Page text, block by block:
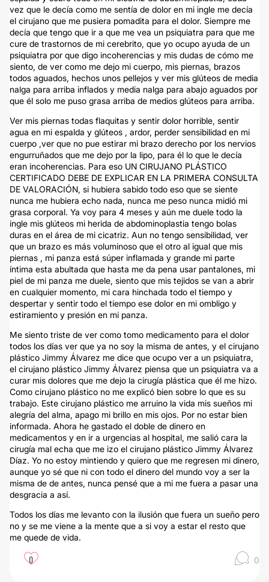
vez que le decía como me sentía de dolor en mi ingle me decía
el cirujano que me pusiera pomadita para el dolor. Siempre me
decía que tengo que ir a que me vea un psiquiatra para que me
cure de trastornos de mi cerebrito, que yo ocupo ayuda de un
psiquiatra por que digo incoherencias y mis dudas de cómo me
siento, de ver como me dejo mi cuerpo, mis piernas, brazos
todos aguados, hechos unos pellejos y ver mis glúteos de media
nalga para arriba inflados y media nalga para abajo aguados por
que él solo me puso grasa arriba de medios glúteos para arriba.
Ver mis piernas todas flaquitas y sentir dolor horrible, sentir
agua en mi espalda y glúteos , ardor, perder sensibilidad en mi
cuerpo ,ver que no pue estirar mi brazo derecho por los nervios
engurruñados que me dejo por la lipo, para él lo que le decía
eran incoherencias. Para eso UN CIRUJANO PLÁSTICO
CERTIFICADO DEBE DE EXPLICAR EN LA PRIMERA CONSULTA
DE VALORACIÓN, si hubiera sabido todo eso que se siente
nunca me hubiera echo nada, nunca me peso nunca midió mi
grasa corporal. Ya voy para 4 meses y aún me duele todo la
ingle mis glúteos mi herida de abdominoplastia tengo bolas
duras en el área de mi cicatriz. Aun no tengo sensibilidad, ver
que un brazo es más voluminoso que el otro al igual que mis
piernas , mi panza está súper inflamada y grande mi parte
íntima esta abultada que hasta me da pena usar pantalones, mi
piel de mi panza me duele, siento que mis tejidos se van a abrir
en cualquier momento, mi cara hinchada todo el tiempo y
despertar y sentir todo el tiempo ese dolor en mi ombligo y
estiramiento y presión en mi panza.
Me siento triste de ver como tomo medicamento para el dolor
todos los días ver que ya no soy la misma de antes, y el cirujano
plástico Jimmy Álvarez me dice que ocupo ver a un psiquiatra,
el cirujano plástico Jimmy Álvarez piensa que un psiquiatra va a
curar mis dolores que me dejo la cirugía plástica que él me hizo.
Como cirujano plástico no me explicó bien sobre lo que es su
trabajo. Este cirujano plástico me arruino la vida mis sueños mi
alegría del alma, apago mi brillo en mis ojos. Por no estar bien
informada. Ahora he gastado el doble de dinero en
medicamentos y en ir a urgencias al hospital, me salió cara la
cirugía mal echa que me izo el cirujano plástico Jimmy Álvarez
Díaz. Yo no estoy mintiendo y quiero que me regresen mi dinero,
aunque yo sé que ni con todo el dinero del mundo voy a ser la
misma de de antes, nunca pensé que a mi me fuera a pasar una
desgracia a así.
Todos los días me levanto con la ilusión que fuera un sueño pero
no y se me viene a la mente que a si voy a estar el resto que
me quede de vida.
0 0